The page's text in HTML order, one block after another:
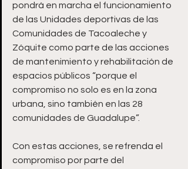
pondrá en marcha el funcionamiento
de las Unidades deportivas de las
Comunidades de Tacoaleche y
Zóquite como parte de las acciones
de mantenimiento y rehabilitación de
espacios públicos “porque el
compromiso no solo es en la zona
urbana, sino también en las 28
comunidades de Guadalupe”.
Con estas acciones, se refrenda el
compromiso por parte del